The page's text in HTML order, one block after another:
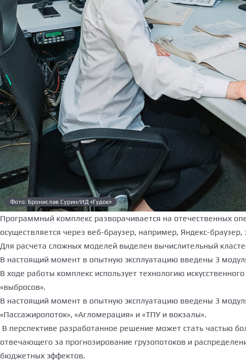
Фото: Бронислав Сурин/ИД «Гудок»
Программный комплекс разворачивается на отечественных
осуществляется через веб-браузер, например, Яндекс-
Для расчета сложных моделей выделен вычислительный
В настоящий момент в опытную эксплуатацию введены 3
В ходе работы комплекс использует технологию
«выбросов».
В настоящий момент в опытную эксплуатацию введены 3
«Пассажиропоток», «Агломерация» и «ТПУ и вокзалы».
В перспективе разработанное решение может стать частью
отвечающего за прогнозирование грузопотоков и
бюджетных эффектов.